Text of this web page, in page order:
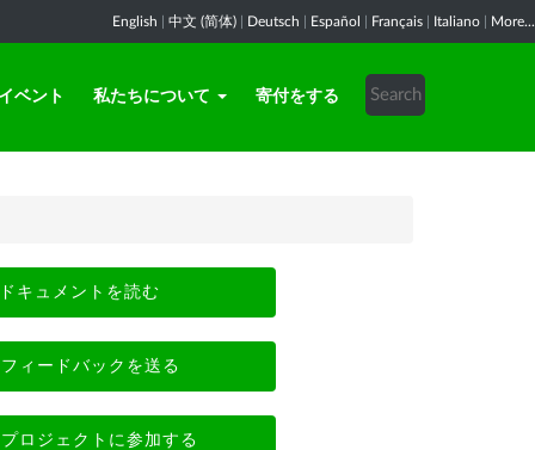
English 中文 (简体) Deutsch Español Français Italiano More...
イベント 私たちについて 寄付をする
ドキュメントを読む
フィードバックを送る
プロジェクトに参加する